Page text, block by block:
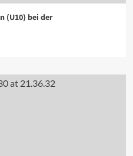
(U10) bei der